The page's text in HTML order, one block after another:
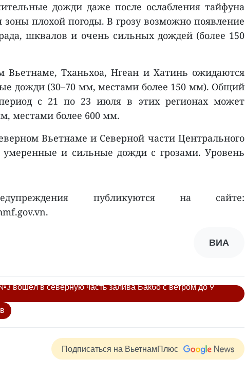
дожди даже после ослабления тайфуна
зоны плохой погоды. В грозу возможно появление
шквалов и очень сильных дождей (более 150
Вьетнаме, Тханьхоа, Нгеан и Хатинь ожидаются
дожди (30–70 мм, местами более 150 мм). Общий
с 21 по 23 июля в этих регионах может
местами более 600 мм.
Вьетнаме и Северной части Центрального
умеренные и сильные дожди с грозами. Уровень
публикуются на сайте:
ВИА
вошёл в северную часть залива Бакбо с ветром до 9
Подписаться на ВьетнамПлюс